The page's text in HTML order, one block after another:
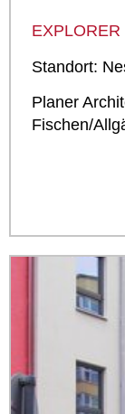
Standort:
Planer
Fischen/